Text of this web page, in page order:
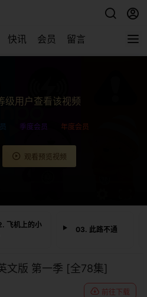
快讯 会员 留言
级用户查看该视频
季度会员 年度会员
观看预览视频
飞机上的小
03. 此路不通
文版 第一季 [全78集]
前往下载